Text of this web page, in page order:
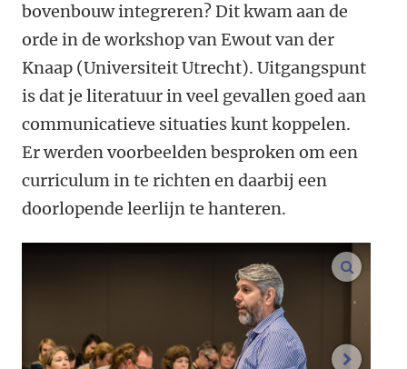
bovenbouw integreren? Dit kwam aan de
orde in de workshop van Ewout van der
Knaap (Universiteit Utrecht). Uitgangspunt
is dat je literatuur in veel gevallen goed aan
communicatieve situaties kunt koppelen.
Er werden voorbeelden besproken om een
curriculum in te richten en daarbij een
doorlopende leerlijn te hanteren.